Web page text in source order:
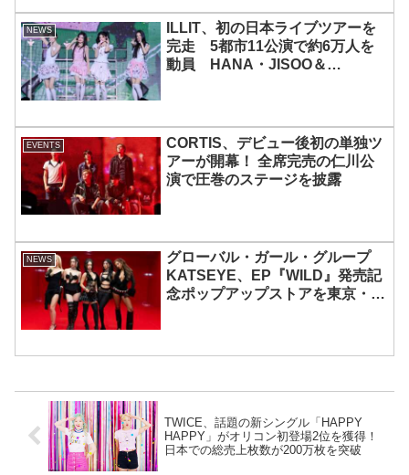
NEWS
ILLIT、初の日本ライブツアーを
完走 5都市11公演で約6万人を
動員 HANA・JISOO＆
EVENTS
CORTIS、デビュー後初の単独ツ
アーが開幕！ 全席完売の仁川公
演で圧巻のステージを披露
NEWS
グローバル・ガール・グループ
KATSEYE、EP『WILD』発売記
念ポップアップストアを東京・原
TWICE、話題の新シングル「HAPPY
HAPPY」がオリコン初登場2位を獲得！
日本での総売上枚数が200万枚を突破